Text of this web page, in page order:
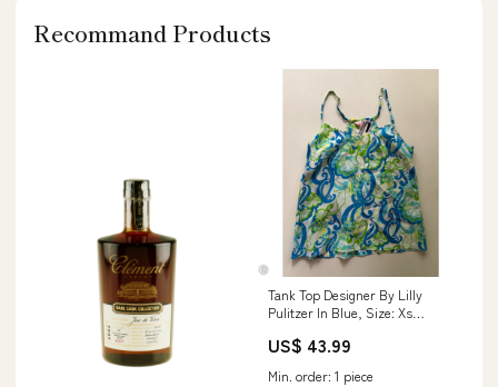
Recommand Products
Tank Top Designer By Lilly
Pulitzer In Blue, Size: Xs
US$ 43.99
Min. order: 1 piece